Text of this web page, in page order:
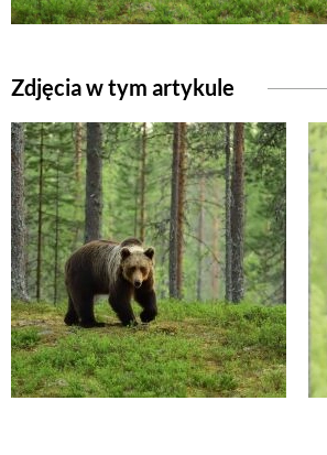
Zdjęcia w tym artykule
URODA
NATURALNA
DLA DOMU
EKO ŻYCIE